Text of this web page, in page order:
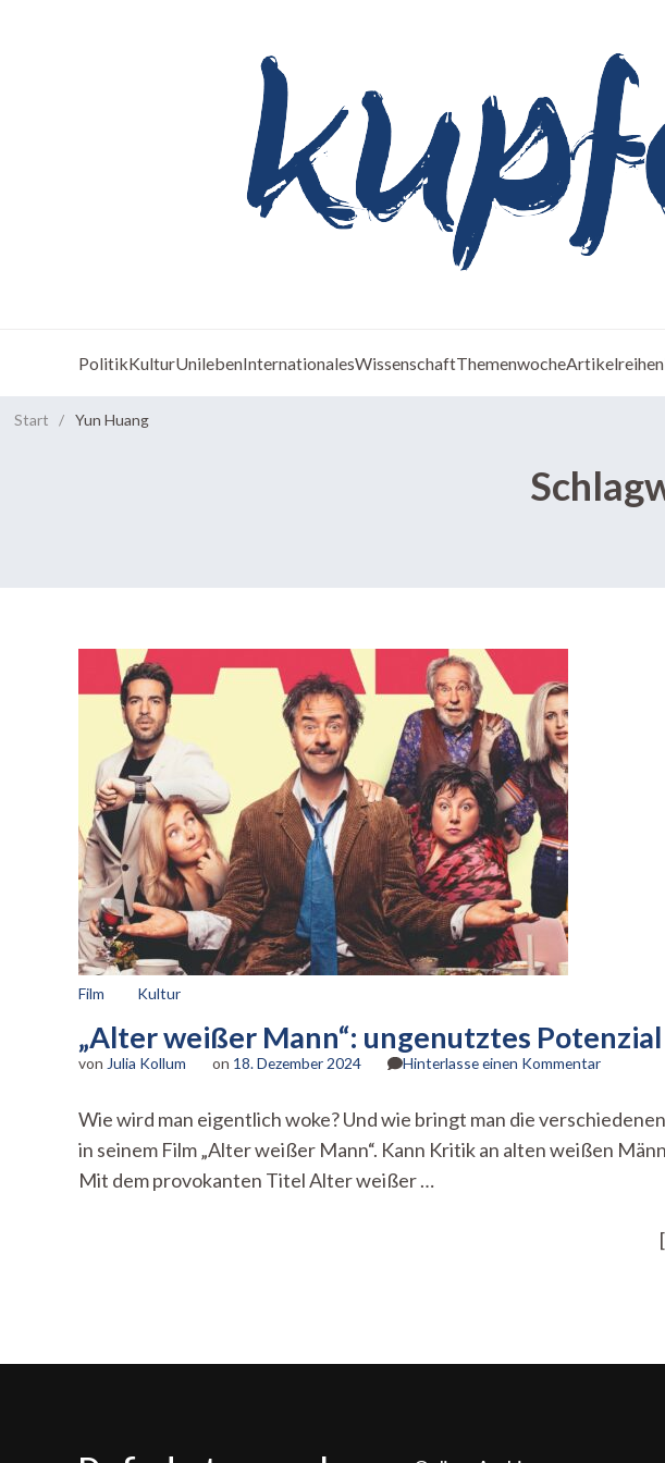
PolitikKulturUnilebenInternationalesWissenschaftThemenwocheArtikelreihen
Start / Yun Huang
Film Kultur
„Alter weißer Mann“: ungenutztes Potenzial
von Julia Kollum on 18. Dezember 2024 Hinterlasse einen Kommentarzu
Mann“:
Wie wird man eigentlich woke? Und wie bringt man die
in seinem Film „Alter weißer Mann“. Kann Kritik an alten weißen
Mit dem provokanten Titel Alter weißer …